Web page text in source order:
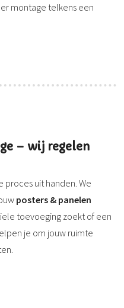
montage telkens een
– wij regelen
proces uit handen. We
posters & panelen
toevoeging zoekt of een
je om jouw ruimte